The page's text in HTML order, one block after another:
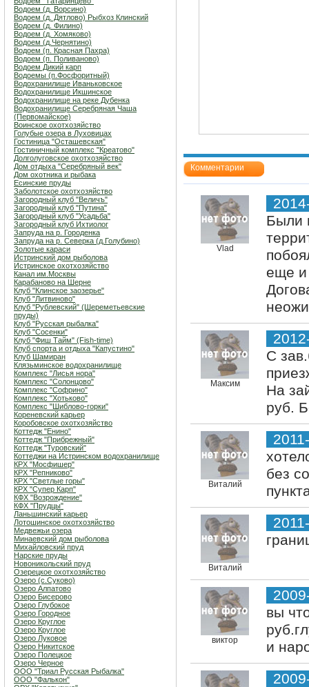
Водоем (д. Ворсино)
Водоем (д. Дятлово) Рыбхоз Клинский
Водоем (д. Филино)
Водоем (д. Хомяково)
Водоем (д.Чернятино)
Водоем (п. Красная Пахра)
Водоем (п. Поливаново)
Водоем Дикий карп
Водоемы (п.Фосфоритный)
Водохранилище Иваньковское
Водохранилище Икшинское
Водохранилище на реке Дубенка
Водохранилище Серебряная Чаша
(Первомайское)
Воинское охотхозяйство
Голубые озера в Луховицах
Гостиница "Осташевcкая"
Гостиничный комплекс "Креатово"
Долголуговское охотхозяйство
Дом отдыха "Серебряный век"
Дом охотника и рыбака
Есинские пруды
Заболотское охотхозяйство
Загородный клуб "Величъ"
Загородный клуб "Путина"
Загородный клуб "Усадьба"
Загородный клуб Ихтиолог
Запруда на р. Городенка
Запруда на р. Северка (д.Голубино)
Золотые караси
Истринский дом рыболова
Истринское охотхозяйство
Канал им.Москвы
Карабаново на Шерне
Клуб "Клинское заозерье"
Клуб "Литвиново"
Клуб "Рублевский" (Шереметьевские
пруды)
Клуб "Русская рыбалка"
Клуб "Сосенки"
Клуб "Фиш Тайм" (Fish-time)
Клуб спорта и отдыха "Капустино"
Клуб Шамиран
Клязьминское водохранилище
Комплекс "Лисья нора"
Комплекс "Солонцово"
Комплекс "Софрино"
Комплекс "Хотьково"
Комплекс "Шиблово-горки"
Кореневский карьер
Коробовское охотхозяйство
Коттедж "Енино"
Коттедж "Прибрежный"
Коттедж "Туровский"
Коттеджи на Истринском водохранилище
КРХ "Мосфишер"
КРХ "Репниково"
КРХ "Светлые горы"
КРХ "Супер Карп"
КФХ "Возрождение"
КФХ "Прудцы"
Ланьшинский карьер
Лотошинское охотхозяйство
Медвежьи озера
Минаевский дом рыболова
Михайловский пруд
Нарские пруды
Новоникольский пруд
Озерецкое охотхозяйство
Озеро (c.Суково)
Озеро Алпатово
Озеро Бисерово
Озеро Глубокое
Озеро Городное
Озеро Круглое
Озеро Круглое
Озеро Луковое
Озеро Никитское
Озеро Полецкое
Озеро Черное
ООО "Триал Русская Рыбалка"
ООО "Фалькон"
Комментарии
Vlad
Были
еще и
Максим
С
На
руб.
Виталий
без
Виталий
виктор
вы
и